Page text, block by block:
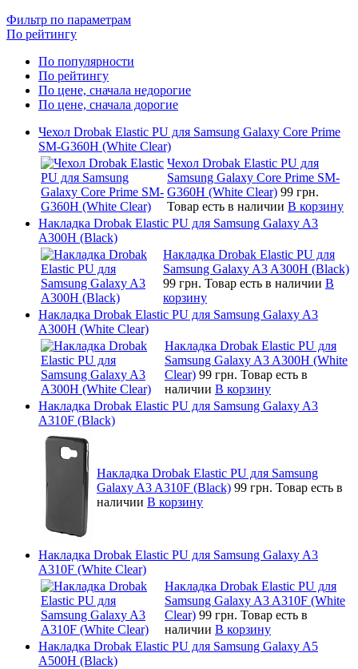
Фильтр по параметрам
По рейтингу
По популярности
По рейтингу
По цене, сначала недорогие
По цене, сначала дорогие
Чехол Drobak Elastic PU для Samsung Galaxy Core Prime
SM-G360H (White Clear)
Чехол Drobak Elastic PU для
Samsung Galaxy Core Prime SM-
G360H (White Clear) 99 грн.
Товар есть в наличии В корзину
Накладка Drobak Elastic PU для Samsung Galaxy A3
A300H (Black)
Накладка Drobak Elastic PU для
Samsung Galaxy A3 A300H (Black)
99 грн. Товар есть в наличии В
корзину
Накладка Drobak Elastic PU для Samsung Galaxy A3
A300H (White Clear)
Накладка Drobak Elastic PU для
Samsung Galaxy A3 A300H (White
Clear) 99 грн. Товар есть в
наличии В корзину
Накладка Drobak Elastic PU для Samsung Galaxy A3
A310F (Black)
Накладка Drobak Elastic PU для Samsung
Galaxy A3 A310F (Black) 99 грн. Товар есть в
наличии В корзину
Накладка Drobak Elastic PU для Samsung Galaxy A3
A310F (White Clear)
Накладка Drobak Elastic PU для
Samsung Galaxy A3 A310F (White
Clear) 99 грн. Товар есть в
наличии В корзину
Накладка Drobak Elastic PU для Samsung Galaxy A5
A500H (Black)